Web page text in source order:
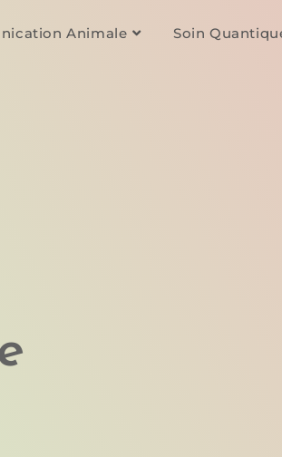
Animale Soin